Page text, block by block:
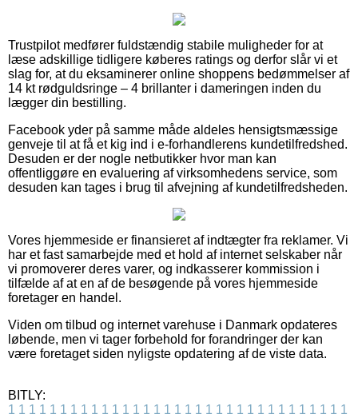
Trustpilot medfører fuldstændig stabile muligheder for at
læse adskillige tidligere køberes ratings og derfor slår vi et
slag for, at du eksaminerer online shoppens bedømmelser af
14 kt rødguldsringe – 4 brillanter i dameringen inden du
lægger din bestilling.
Facebook yder på samme måde aldeles hensigtsmæssige
genveje til at få et kig ind i e-forhandlerens kundetilfredshed.
Desuden er der nogle netbutikker hvor man kan
offentliggøre en evaluering af virksomhedens service, som
desuden kan tages i brug til afvejning af kundetilfredsheden.
Vores hjemmeside er finansieret af indtægter fra reklamer. Vi
har et fast samarbejde med et hold af internet selskaber når
vi promoverer deres varer, og indkasserer kommission i
tilfælde af at en af de besøgende på vores hjemmeside
foretager en handel.
Viden om tilbud og internet varehuse i Danmark opdateres
løbende, men vi tager forbehold for forandringer der kan
være foretaget siden nyligste opdatering af de viste data.
BITLY:
1 1 1 1 1 1 1 1 1 1 1 1 1 1 1 1 1 1 1 1 1 1 1 1 1 1 1 1 1 1 1 1 1